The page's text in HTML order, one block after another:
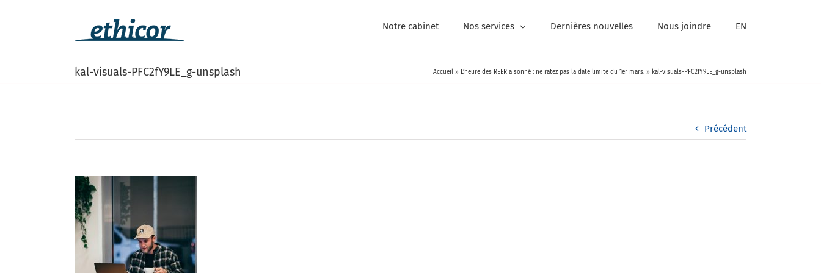
Notre cabinet Nos services Dernières nouvelles Nous joindre EN
kal-visuals-PFC2fY9LE_g-unsplash Accueil » L’heure des REER a sonné : ne ratez pas la date limite du 1er mars. » kal-visuals-PFC2fY9LE_g-unsplash
Précédent